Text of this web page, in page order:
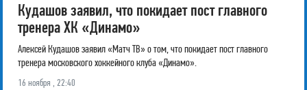
Кудашов заявил, что покидает пост главного
тренера ХК «Динамо»
Алексей Кудашов заявил «Матч ТВ» о том, что покидает пост главного
тренера московского хоккейного клуба «Динамо».
16 ноября , 22:40